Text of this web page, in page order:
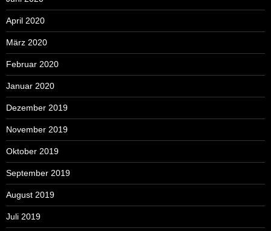
April 2020
März 2020
Februar 2020
Januar 2020
Dezember 2019
November 2019
Oktober 2019
September 2019
August 2019
Juli 2019